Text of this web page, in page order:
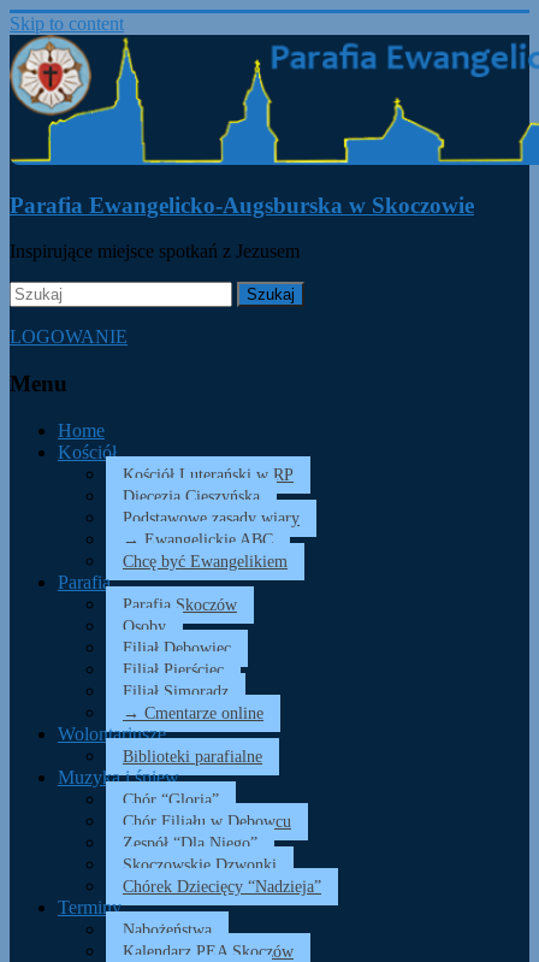
Skip to content
Parafia Ewangelicko-Augsburska w Skoczowie
Inspirujące miejsce spotkań z Jezusem
LOGOWANIE
Menu
Home
Kościół
Kościół Luterański w RP
Diecezja Cieszyńska
Podstawowe zasady wiary
→ Ewangelickie ABC
Chcę być Ewangelikiem
Parafia
Parafia Skoczów
Osoby
Filiał Dębowiec
Filiał Pierściec
Filiał Simoradz
→ Cmentarze online
Wolontariusze
Biblioteki parafialne
Muzyka i śpiew
Chór “Gloria”
Chór Filiału w Dębowcu
Zespół “Dla Niego”
Skoczowskie Dzwonki
Chórek Dziecięcy “Nadzieja”
Terminy
Nabożeństwa
Kalendarz PEA Skoczów